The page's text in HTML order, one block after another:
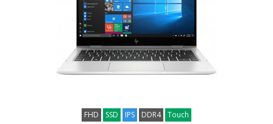
FHD SSD IPS DDR4 Touch